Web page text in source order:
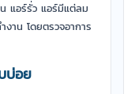
แอร์รั่ว แอร์มีแต่ลม
งาน โดยตรวจอาการ
บ่อย